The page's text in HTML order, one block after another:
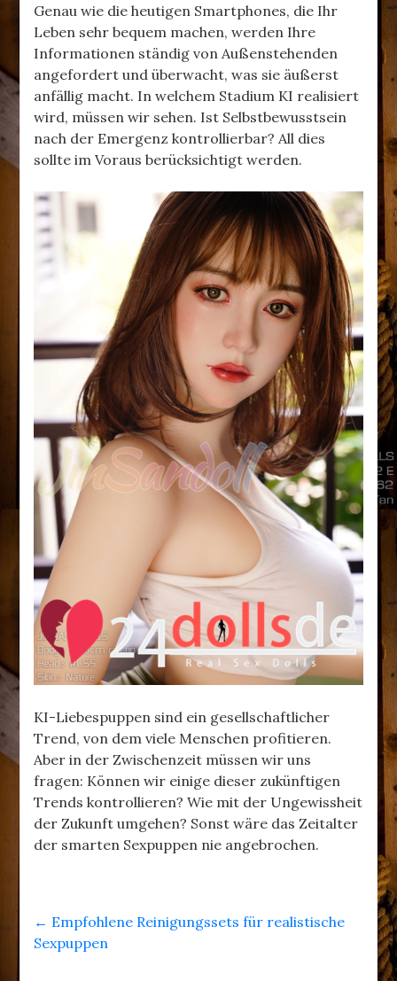
Genau wie die heutigen Smartphones, die Ihr
Leben sehr bequem machen, werden Ihre
Informationen ständig von Außenstehenden
angefordert und überwacht, was sie äußerst
anfällig macht. In welchem ​​Stadium KI realisiert
wird, müssen wir sehen. Ist Selbstbewusstsein
nach der Emergenz kontrollierbar? All dies
sollte im Voraus berücksichtigt werden.
KI-Liebespuppen sind ein gesellschaftlicher
Trend, von dem viele Menschen profitieren.
Aber in der Zwischenzeit müssen wir uns
fragen: Können wir einige dieser zukünftigen
Trends kontrollieren? Wie mit der Ungewissheit
der Zukunft umgehen? Sonst wäre das Zeitalter
der smarten Sexpuppen nie angebrochen.
← Empfohlene Reinigungssets für realistische
Sexpuppen